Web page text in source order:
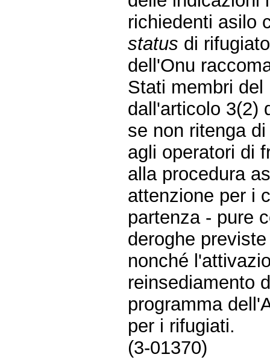
richiedenti asilo
status di
dell'Onu
Stati membri
dall'articolo 3(2)
se non ritenga
agli operatori di
alla procedura
attenzione per i
partenza - pure
deroghe
nonché
reinsediamento
programma
per i rifugiati.
(3-01370)